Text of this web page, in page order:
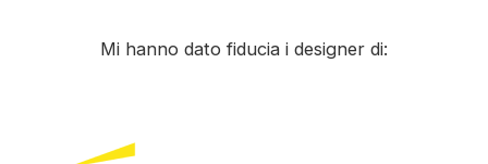
Mi hanno dato fiducia i designer di: